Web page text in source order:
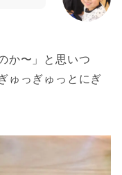
か〜」と思いつ
ゅっぎゅっとにぎ